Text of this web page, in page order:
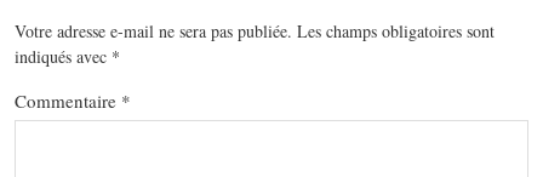
Votre adresse e-mail ne sera pas publiée. Les champs obligatoires sont
indiqués avec *
Commentaire *